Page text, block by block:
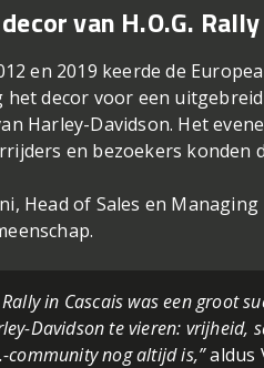
van H.O.G. Rally
en 2019 keerde de
het decor voor een
Harley-Davidson. Het
en bezoekers konden
Head of Sales en
Rally in Cascais was een groot
Davidson te vieren: vrijheid,
community nog altijd is,”aldus